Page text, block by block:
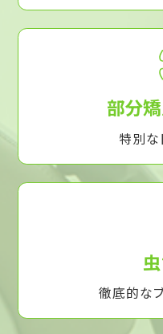
部分
特別
徹底的な